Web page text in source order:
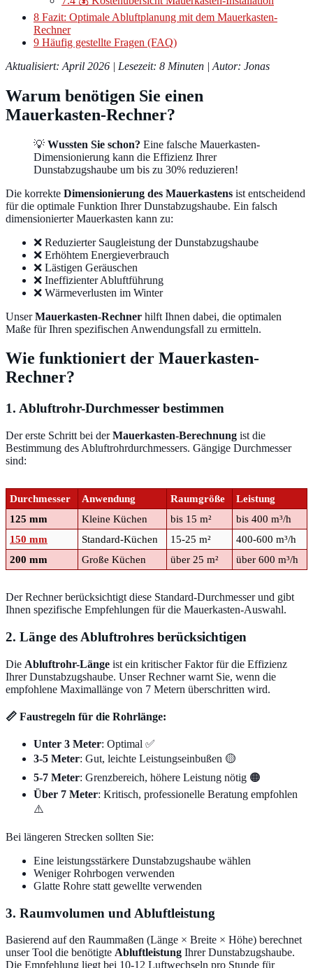
8 Fazit: Optimale Abluftplanung mit dem Mauerkasten-
Rechner
9 Häufig gestellte Fragen (FAQ)
Aktualisiert: April 2026 | Lesezeit: 8 Minuten | Autor: Jonas
Warum benötigen Sie einen
Mauerkasten-Rechner?
💡 Wussten Sie schon? Eine falsche Mauerkasten-
Dimensionierung kann die Effizienz Ihrer
Dunstabzugshaube um bis zu 30% reduzieren!
Die korrekte Dimensionierung des Mauerkastens ist entscheidend
für die optimale Funktion Ihrer Dunstabzugshaube. Ein falsch
dimensionierter Mauerkasten kann zu:
❌ Reduzierter Saugleistung der Dunstabzugshaube
❌ Erhöhtem Energieverbrauch
❌ Lästigen Geräuschen
❌ Ineffizienter Abluftführung
❌ Wärmeverlusten im Winter
UnserMauerkasten-Rechner hilft Ihnen dabei, die optimalen
Maße für Ihren spezifischen Anwendungsfall zu ermitteln.
Wie funktioniert der Mauerkasten-
Rechner?
1. Abluftrohr-Durchmesser bestimmen
Der erste Schritt bei derMauerkasten-Berechnung ist die
Bestimmung des Abluftrohrdurchmessers. Gängige Durchmesser
sind:
Durchmesser Anwendung Raumgröße
Leistung
125 mm
Kleine Küchen bis 15 m²
bis 400 m³/h
150 mm
Standard-Küchen 15-25 m²
400-600 m³/h
200 mm
Große Küchen über 25 m² über 600 m³/h
Der Rechner berücksichtigt diese Standard-Durchmesser und gibt
Ihnen spezifische Empfehlungen für die Mauerkasten-Auswahl.
2. Länge des Abluftrohres berücksichtigen
Die Abluftrohr-Länge ist ein kritischer Faktor für die Effizienz
Ihrer Dunstabzugshaube. Unser Rechner warnt Sie, wenn die
empfohlene Maximallänge von 7 Metern überschritten wird.
📏 Faustregeln für die Rohrlänge:
Unter 3 Meter: Optimal ✅
3-5 Meter: Gut, leichte Leistungseinbußen 🟡
5-7 Meter: Grenzbereich, höhere Leistung nötig 🟠
Über 7 Meter: Kritisch, professionelle Beratung empfohlen
⚠️
Bei längeren Strecken sollten Sie:
Eine leistungsstärkere Dunstabzugshaube wählen
Weniger Rohrbogen verwenden
Glatte Rohre statt gewellte verwenden
3. Raumvolumen und Abluftleistung
Basierend auf den Raummaßen (Länge × Breite × Höhe) berechnet
unser Tool die benötigte Abluftleistung Ihrer Dunstabzugshaube.
Die Empfehlung liegt bei 10-12 Luftwechseln pro Stunde für